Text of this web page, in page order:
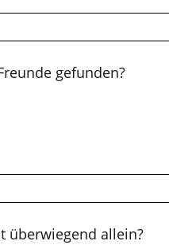
gefunden?
überwiegend allein?